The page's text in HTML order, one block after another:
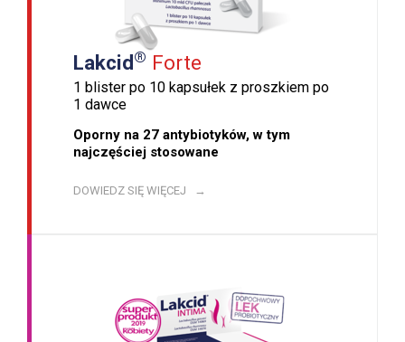
Lakcid® Forte
1 blister po 10 kapsułek z proszkiem po
1 dawce
Oporny na 27 antybiotyków, w tym
najczęściej stosowane
DOWIEDZ SIĘ WIĘCEJ →